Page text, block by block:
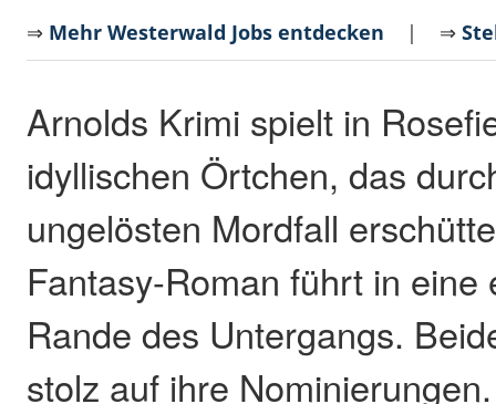
⇒ Mehr Westerwald Jobs entdecken | ⇒
Arnolds Krimi spielt in
idyllischen Örtchen, das
ungelösten Mordfall
Fantasy-Roman führt in eine
Rande des Untergangs.
stolz auf ihre